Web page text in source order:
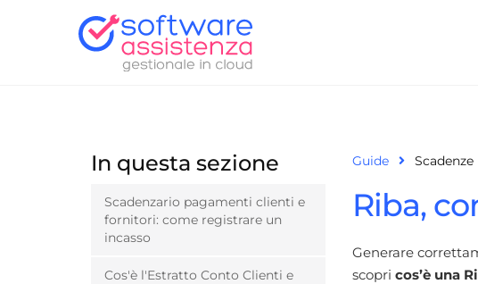
Guide Scadenze
Riba,
Generare
scopri cos’è una
In questa sezione
Scadenzario pagamenti clienti e
fornitori: come registrare un
incasso
Cos'è l'Estratto Conto Clienti e